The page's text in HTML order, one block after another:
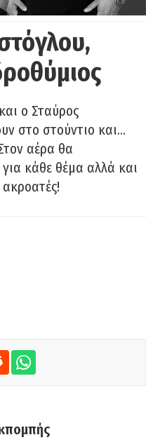
ο Σταύρος
στο στούντιο και…
αέρα θα
για κάθε θέμα αλλά και
ακροατές!